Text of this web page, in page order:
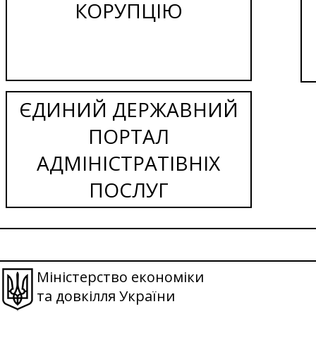
КОРУПЦІЮ
ЄДИНИЙ ДЕРЖАВНИЙ
ПОРТАЛ
АДМІНІСТРАТІВНІХ
ПОСЛУГ
Міністерство економіки
та довкілля України